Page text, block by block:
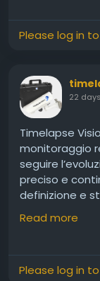
Please log in
22
Timelapse
monitoraggio
seguire
preciso e
definizione e
immagini
timelapse
e
aumentare la
Read more
Please log in